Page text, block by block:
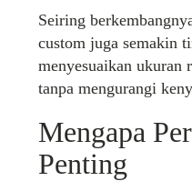
Seiring
custom juga semakin
menyesuaikan ukuran
tanpa mengurangi
Mengapa
Penting